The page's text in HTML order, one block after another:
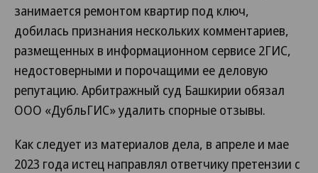
занимается ремонтом квартир под ключ,
добилась признания нескольких комментариев,
размещенных в информационном сервисе 2ГИС,
недостоверными и порочащими ее деловую
репутацию. Арбитражный суд Башкирии обязал
ООО «ДубльГИС» удалить спорные отзывы.
Как следует из материалов дела, в апреле и мае
2023 года истец направлял ответчику претензии с